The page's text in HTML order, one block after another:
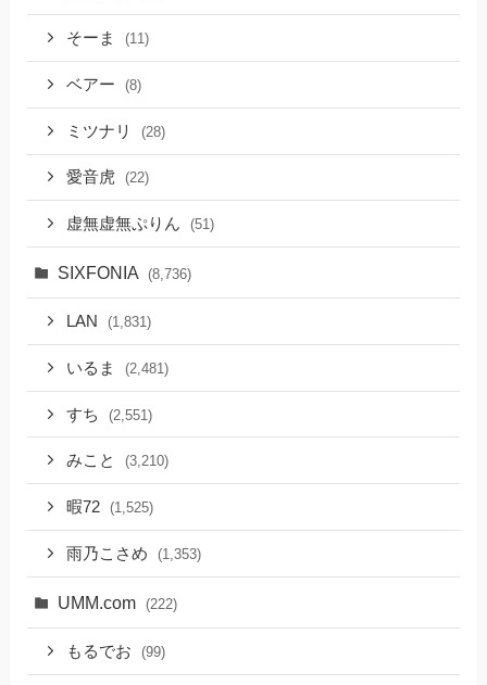
そーま (11)
ベアー (8)
ミツナリ (28)
愛音虎 (22)
虚無虚無ぷりん (51)
SIXFONIA (8,736)
LAN (1,831)
いるま (2,481)
すち (2,551)
みこと (3,210)
暇72 (1,525)
雨乃こさめ (1,353)
UMM.com (222)
もるでお (99)